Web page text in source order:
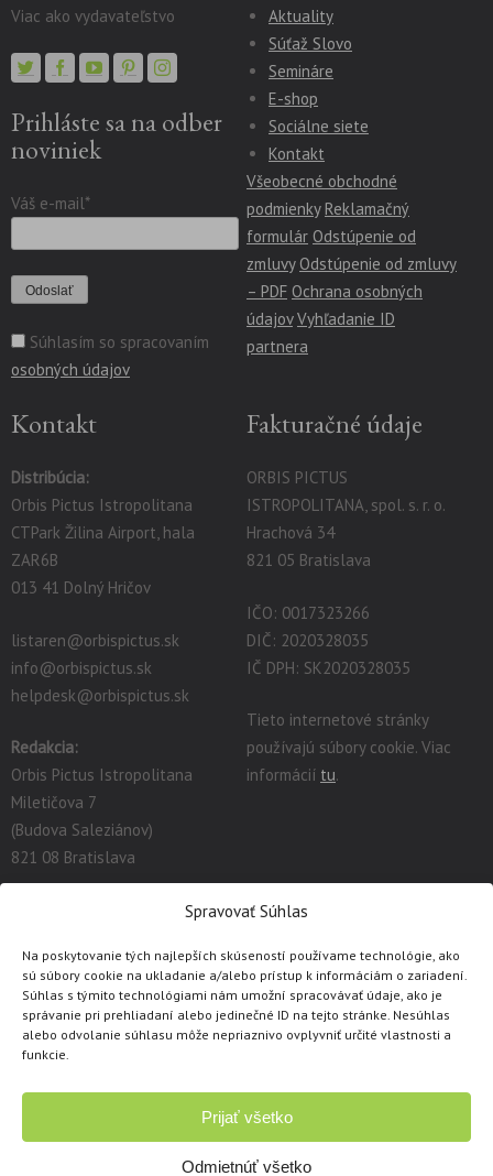
Spravovať Súhlas
Na poskytovanie tých najlepších skúseností používame technológie, ako
sú súbory cookie na ukladanie a/alebo prístup k informáciám o zariadení.
Súhlas s týmito technológiami nám umožní spracovávať údaje, ako je
správanie pri prehliadaní alebo jedinečné ID na tejto stránke. Nesúhlas
alebo odvolanie súhlasu môže nepriaznivo ovplyvniť určité vlastnosti a
funkcie.
Prijať všetko
Odmietnúť všetko
Viac ako vydavateľstvo
Prihláste sa na odber
noviniek
Váš e-mail*
Súhlasím so spracovaním
osobných údajov
Aktuality
Súťaž Slovo
Semináre
E-shop
Sociálne siete
Kontakt
Všeobecné obchodné
podmienky Reklamačný
formulár Odstúpenie od
zmluvy Odstúpenie od zmluvy
– PDF Ochrana osobných
údajov Vyhľadanie ID
partnera
Kontakt
Distribúcia:
Orbis Pictus Istropolitana
CTPark Žilina Airport, hala
ZAR6B
013 41 Dolný Hričov
listaren@orbispictus.sk
info@orbispictus.sk
helpdesk@orbispictus.sk
Redakcia:
Orbis Pictus Istropolitana
Miletičova 7
(Budova Saleziánov)
821 08 Bratislava
Fakturačné údaje
ORBIS PICTUS
ISTROPOLITANA, spol. s. r. o.
Hrachová 34
821 05 Bratislava
IČO: 0017323266
DIČ: 2020328035
IČ DPH: SK2020328035
Tieto internetové stránky
používajú súbory cookie. Viac
informácií tu.
Podrobnú dokumentáciu a návody na prácu s E-učebnicami
nájdete tu:https://orbispictus.sk/vyuka-co-naje-fektivnejsie-s-e-
ucebnicami/.
V prípade problémov s e-učebnicami alebo licenciami, prosím
Copyright © 1991 - 2026 Orbis Pictus Istropolitana, spol. s r.o.